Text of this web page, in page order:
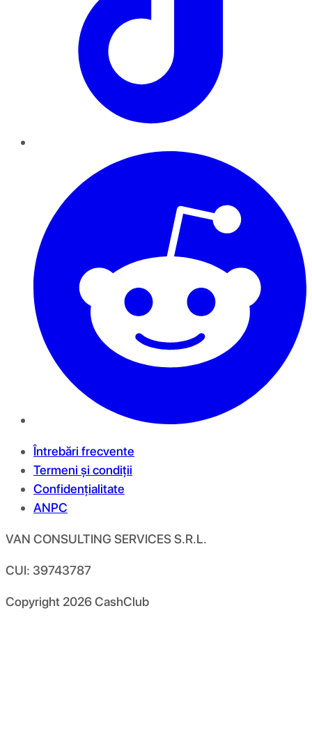
Întrebări frecvente
Termeni și condiții
Confidențialitate
ANPC
VAN CONSULTING SERVICES S.R.L.
CUI: 39743787
Copyright 2026CashClub